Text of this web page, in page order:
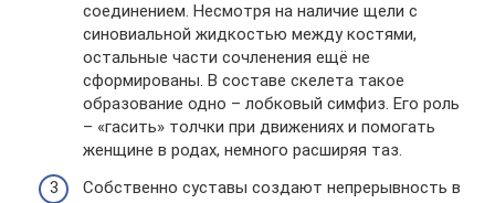
соединением. Несмотря на наличие щели с
синовиальной жидкостью между костями,
остальные части сочленения ещё не
сформированы. В составе скелета такое
образование одно – лобковый симфиз. Его роль
– «гасить» толчки при движениях и помогать
женщине в родах, немного расширяя таз.
Собственно суставы создают непрерывность в